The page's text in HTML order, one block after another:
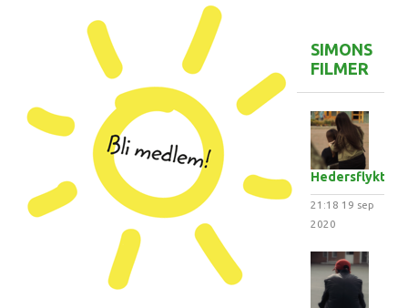
SIMONS
FILMER
Hedersflykten
21:18 19 sep
2020